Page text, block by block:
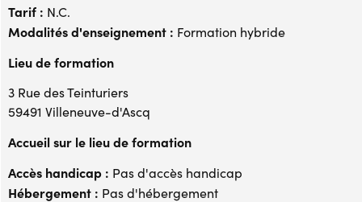
Tarif : N.C.
Modalités d'enseignement : Formation hybride
Lieu de formation
3 Rue des Teinturiers
59491 Villeneuve-d'Ascq
Accueil sur le lieu de formation
Accès handicap : Pas d'accès handicap
Hébergement : Pas d'hébergement